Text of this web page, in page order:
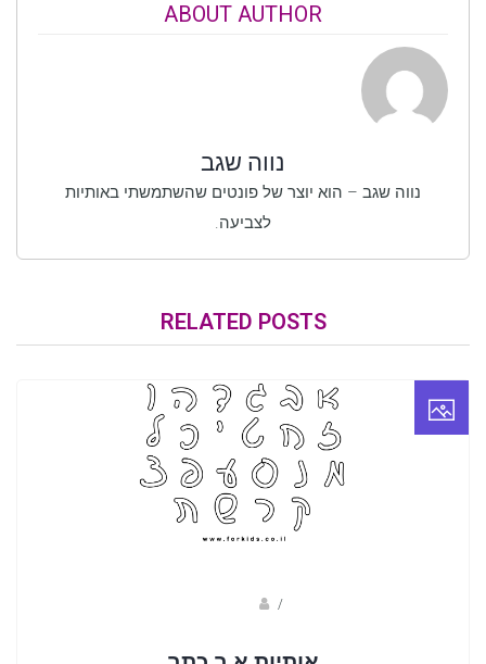
ABOUT AUTHOR
נווה שגב
נווה שגב – הוא יוצר של פונטים שהשתמשתי באותיות
לצביעה.
RELATED POSTS
/